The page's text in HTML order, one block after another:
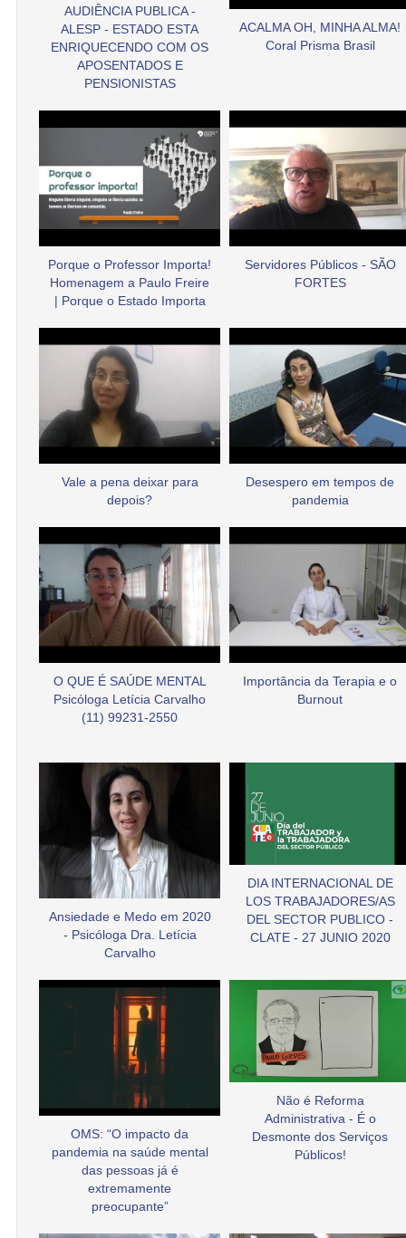
AUDIÊNCIA PUBLICA -
ALESP - ESTADO ESTA
ENRIQUECENDO COM OS
APOSENTADOS E
PENSIONISTAS
ACALMA OH, MINHA ALMA!
Coral Prisma Brasil
Porque o Professor Importa!
Homenagem a Paulo Freire
| Porque o Estado Importa
Servidores Públicos - SÃO
FORTES
Vale a pena deixar para
depois?
Desespero em tempos de
pandemia
O QUE É SAÚDE MENTAL
Psicóloga Letícia Carvalho
(11) 99231-2550
Importância da Terapia e o
Burnout
Ansiedade e Medo em 2020
- Psicóloga Dra. Letícia
Carvalho
DIA INTERNACIONAL DE
LOS TRABAJADORES/AS
DEL SECTOR PUBLICO -
CLATE - 27 JUNIO 2020
OMS: “O impacto da
pandemia na saúde mental
das pessoas já é
extremamente
preocupante”
Não é Reforma
Administrativa - É o
Desmonte dos Serviços
Públicos!